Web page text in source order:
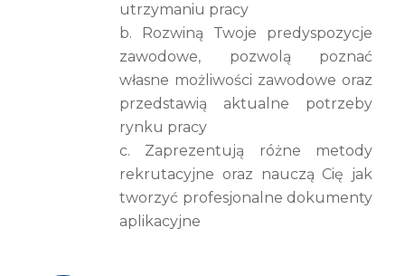
utrzymaniu pracy
b. Rozwiną Twoje predyspozycje
zawodowe, pozwolą poznać
własne możliwości zawodowe oraz
przedstawią aktualne potrzeby
rynku pracy
c. Zaprezentują różne metody
rekrutacyjne oraz nauczą Cię jak
tworzyć profesjonalne dokumenty
aplikacyjne